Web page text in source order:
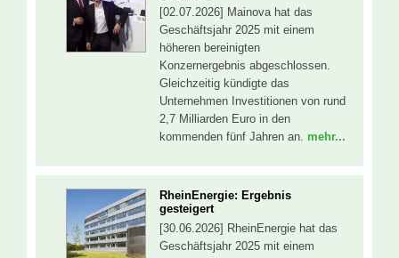
[02.07.2026] Mainova hat das
Geschäftsjahr 2025 mit einem
höheren bereinigten
Konzernergebnis abgeschlossen.
Gleichzeitig kündigte das
Unternehmen Investitionen von rund
2,7 Milliarden Euro in den
kommenden fünf Jahren an. mehr...
RheinEnergie: Ergebnis
gesteigert
[30.06.2026] RheinEnergie hat das
Geschäftsjahr 2025 mit einem